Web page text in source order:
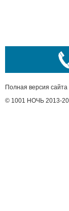
Полная версия сайта
© 1001 НОЧЬ 2013-